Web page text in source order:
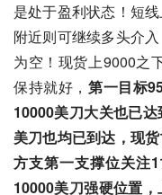
是处于盈利状态！短
附近则可继续多头介
为空！现货上9000之
保持就好，第一目标
10000美刀大关也已
美刀也均已到达，现
方支第一支撑位关注
10000美刀强硬位置